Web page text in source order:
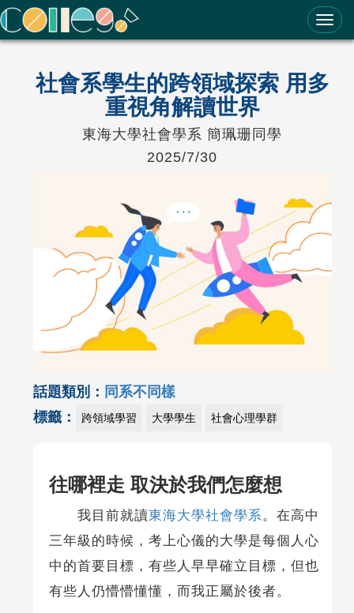
ColleGo! 大學選才與高中育才輔助系統
社會系學生的跨領域探索 用多
重視角解讀世界
東海大學社會學系 簡珮珊同學
2025/7/30
話題類別： 同系不同樣
標籤：
跨領域學習 大學學生 社會心理學群
往哪裡走 取決於我們怎麼想
我目前就讀東海大學社會學系 。在高中
三年級的時候，考上心儀的大學是每個人心
中的首要目標，有些人早早確立目標，但也
有些人仍懵懵懂懂，而我正屬於後者。